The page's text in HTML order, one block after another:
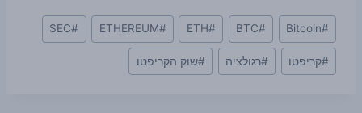
Post
Tags:
#
Bitcoin
#
BTC
#
ETH
#
ETHEREUM
#
SEC
#קריפטו #רגולציה #שוק הקריפטו